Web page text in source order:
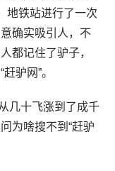
地铁站进行了一次
确实吸引人，不
都记住了驴子，
驴网”。
几十飞涨到了成千
为啥搜不到“赶驴